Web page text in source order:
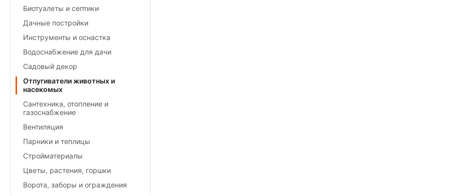
Биотуалеты и септики
Дачные постройки
Инструменты и оснастка
Водоснабжение для дачи
Садовый декор
Отпугиватели животных и
насекомых
Сантехника, отопление и
газоснабжение
Вентиляция
Парники и теплицы
Стройматериалы
Цветы, растения, горшки
Ворота, заборы и ограждения